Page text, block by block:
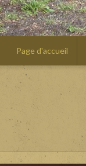
Page d'accueil